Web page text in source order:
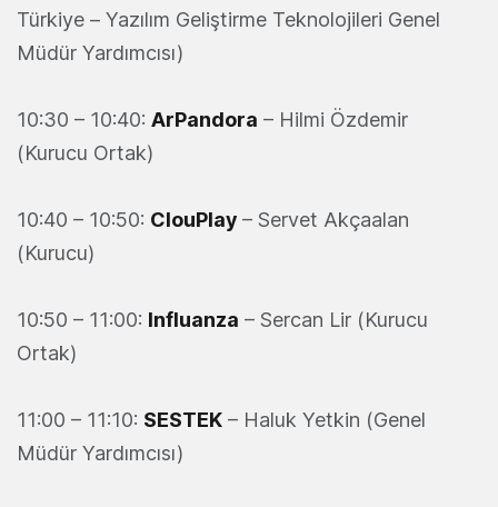
Türkiye – Yazılım Geliştirme Teknolojileri Genel
Müdür Yardımcısı)
10:30 – 10:40: ArPandora – Hilmi Özdemir
(Kurucu Ortak)
10:40 – 10:50: ClouPlay – Servet Akçaalan
(Kurucu)
10:50 – 11:00: Influanza – Sercan Lir (Kurucu
Ortak)
11:00 – 11:10: SESTEK – Haluk Yetkin (Genel
Müdür Yardımcısı)